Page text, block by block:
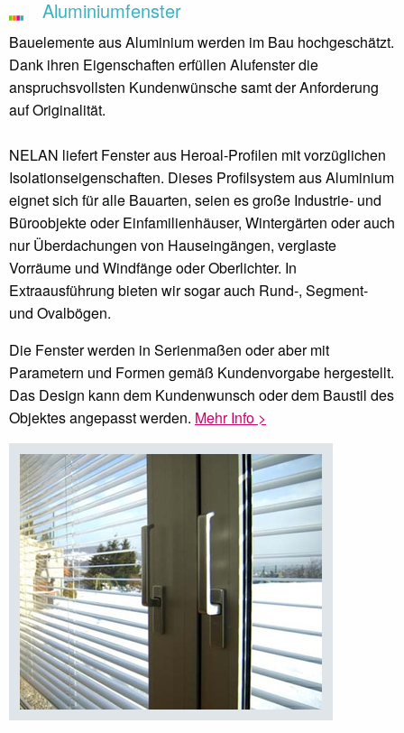
Aluminiumfenster
Bauelemente aus Aluminium werden im Bau hochgeschätzt.
Dank ihren Eigenschaften erfüllen Alufenster die
anspruchsvollsten Kundenwünsche samt der Anforderung
auf Originalität.
NELAN liefert Fenster aus Heroal-Profilen mit vorzüglichen
Isolationseigenschaften. Dieses Profilsystem aus Aluminium
eignet sich für alle Bauarten, seien es große Industrie- und
Büroobjekte oder Einfamilienhäuser, Wintergärten oder auch
nur Überdachungen von Hauseingängen, verglaste
Vorräume und Windfänge oder Oberlichter. In
Extraausführung bieten wir sogar auch Rund-, Segment-
und Ovalbögen.
Die Fenster werden in Serienmaßen oder aber mit
Parametern und Formen gemäß Kundenvorgabe hergestellt.
Das Design kann dem Kundenwunsch oder dem Baustil des
Objektes angepasst werden. Mehr Info >